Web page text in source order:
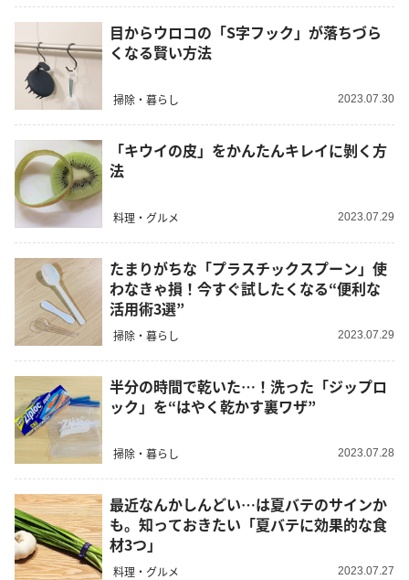
目からウロコの「S字フック」が落ちづら
くなる賢い方法
掃除・暮らし 2023.07.30
「キウイの皮」をかんたんキレイに剝く方
法
料理・グルメ 2023.07.29
たまりがちな「プラスチックスプーン」使
わなきゃ損！今すぐ試したくなる“便利な
活用術3選”
掃除・暮らし 2023.07.29
半分の時間で乾いた…！洗った「ジップロ
ック」を“はやく乾かす裏ワザ”
掃除・暮らし 2023.07.28
最近なんかしんどい…は夏バテのサインか
も。知っておきたい「夏バテに効果的な食
材3つ」
料理・グルメ 2023.07.27